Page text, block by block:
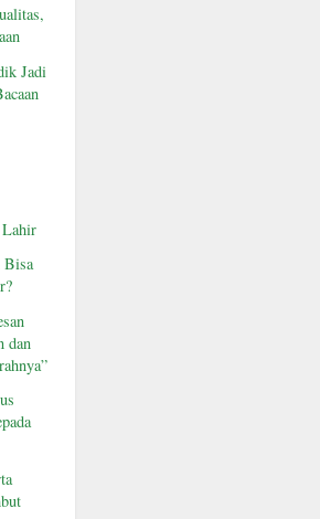
Jadi
Bisa
dan